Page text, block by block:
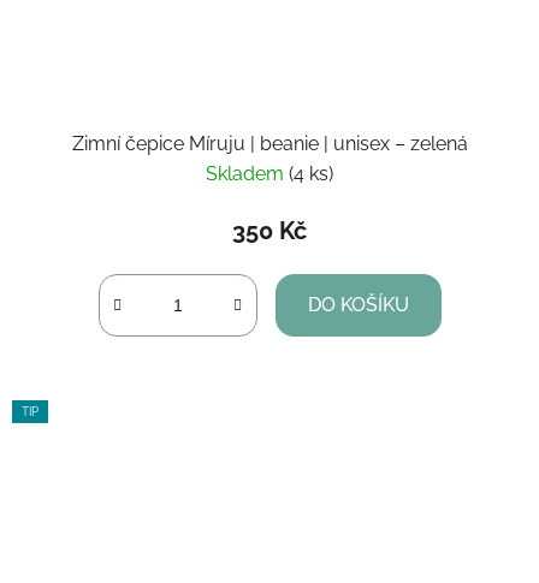
Zimní čepice Míruju | beanie | unisex – zelená
Skladem (4 ks)
350 Kč
DO KOŠÍKU
TIP